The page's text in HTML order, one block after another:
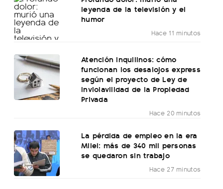
leyenda de la televisión y el
humor
Hace 11 minutos
Atención inquilinos: cómo
funcionan los desalojos express
según el proyecto de Ley de
Inviolavilidad de la Propiedad
Privada
Hace 20 minutos
La pérdida de empleo en la era
Milei: más de 340 mil personas
se quedaron sin trabajo
Hace 27 minutos